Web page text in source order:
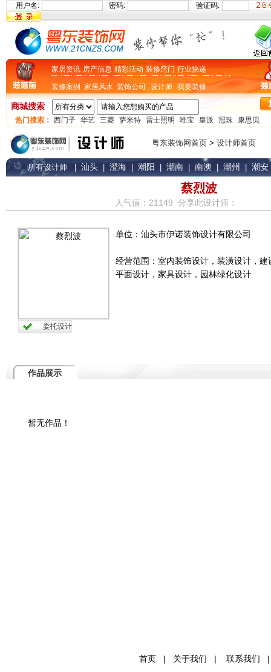
用户名: 密码: 验证码:
家居资讯 房产信息 精彩活动 装修窍门 行业快递
装修案例 家居风水 装饰公司 设计师 我要装修
商城搜索
热门搜索： 西门子 华艺 三菱 萨米特 雷士照明 唯宝 皇派 冠珠 康思贝
粤东装饰网首页 > 设计师首页
所有设计师 汕头 澄海 潮阳 潮南 南澳 潮州 潮安
蔡烈波
人气值：21149 分享此设计师：
委托设计
单位：汕头市伊诺装饰设计有限公司
经营范围：室内装饰设计，装潢设计，
平面设计，家具设计，园林绿化设计
作品展示
暂无作品！
首页 | 关于我们 | 联系我们 |